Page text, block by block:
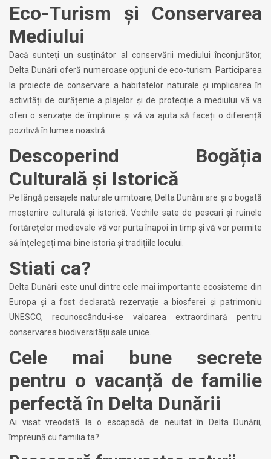
Eco-Turism și Conservarea
Mediului
Dacă sunteți un susținător al conservării mediului înconjurător,
Delta Dunării oferă numeroase opțiuni de eco-turism. Participarea
la proiecte de conservare a habitatelor naturale și implicarea în
activități de curățenie a plajelor și de protecție a mediului vă va
oferi o senzație de împlinire și vă va ajuta să faceți o diferență
pozitivă în lumea noastră.
Descoperind Bogăția
Culturală și Istorică
Pe lângă peisajele naturale uimitoare, Delta Dunării are și o bogată
moștenire culturală și istorică. Vechile sate de pescari și ruinele
fortărețelor medievale vă vor purta înapoi în timp și vă vor permite
să înțelegeți mai bine istoria și tradițiile locului.
Stiati ca?
Delta Dunării este unul dintre cele mai importante ecosisteme din
Europa și a fost declarată rezervație a biosferei și patrimoniu
UNESCO, recunoscându-i-se valoarea extraordinară pentru
conservarea biodiversității sale unice.
Cele mai bune secrete
pentru o vacanță de familie
perfectă în Delta Dunării
Ai visat vreodată la o escapadă de neuitat în Delta Dunării,
împreună cu familia ta?